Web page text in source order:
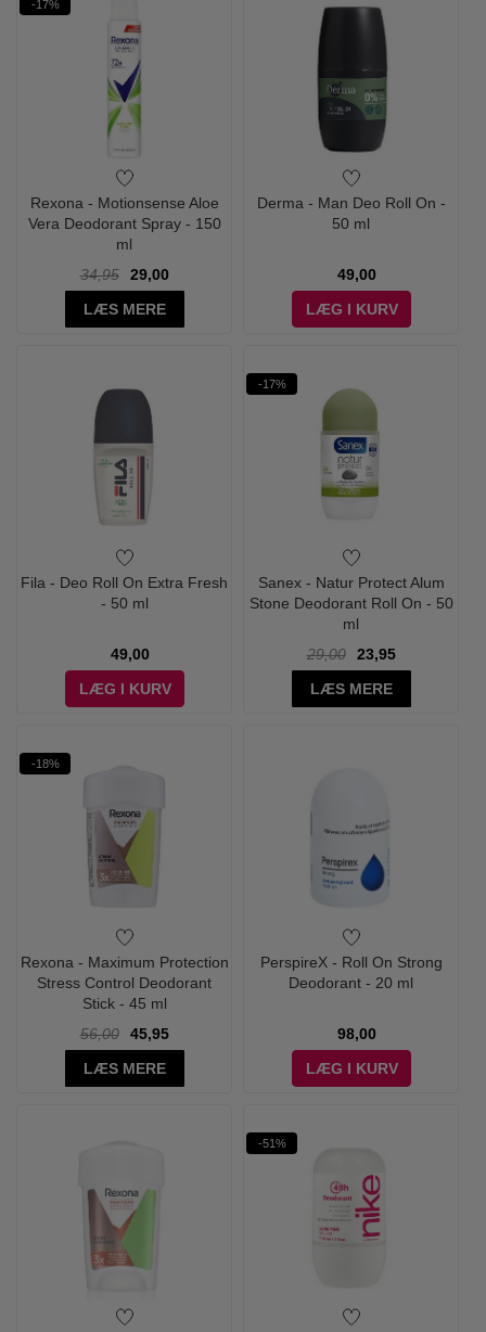
-17%
Rexona - Motionsense Aloe
Vera Deodorant Spray - 150
ml
34,95
29,00
LÆS MERE
Derma - Man Deo Roll On -
50 ml
49,00
LÆG I KURV
Fila - Deo Roll On Extra Fresh
- 50 ml
49,00
LÆG I KURV
-17%
Sanex - Natur Protect Alum
Stone Deodorant Roll On - 50
ml
29,00
23,95
LÆS MERE
-18%
Rexona - Maximum Protection
Stress Control Deodorant
Stick - 45 ml
56,00
45,95
LÆS MERE
PerspireX - Roll On Strong
Deodorant - 20 ml
98,00
LÆG I KURV
-51%